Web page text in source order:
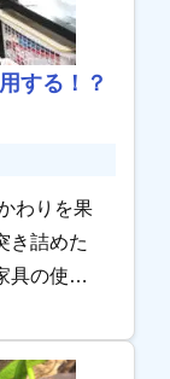
する！？
わりを果
き詰めた
具の使用
はあくま